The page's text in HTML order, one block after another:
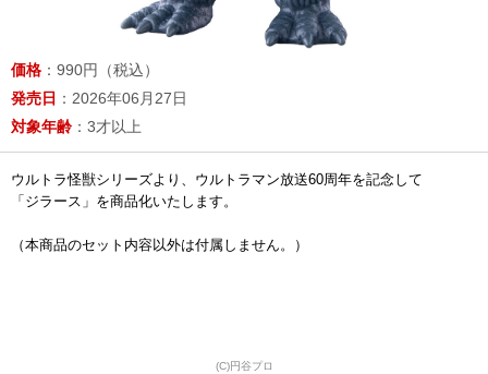
価格 ：990円（税込）
発売日 ：2026年06月27日
対象年齢 ：3才以上
ウルトラ怪獣シリーズより、ウルトラマン放送60周年を記念して
「ジラース」を商品化いたします。
（本商品のセット内容以外は付属しません。）
(C)円谷プロ